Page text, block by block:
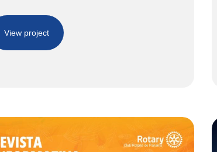
View project